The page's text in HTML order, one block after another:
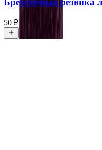
50 ₽